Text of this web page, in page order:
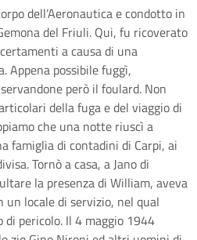
dell’Aeronautica e condotto in
del Friuli. Qui, fu ricoverato
a causa di una
Appena possibile fuggì,
però il foulard. Non
della fuga e del viaggio di
che una notte riuscì a
famiglia di contadini di Carpi, ai
Tornò a casa, a Jano di
la presenza di William, aveva
locale di servizio, nel qual
di pericolo. Il 4 maggio 1944